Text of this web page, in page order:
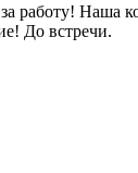
Наша
До встречи.